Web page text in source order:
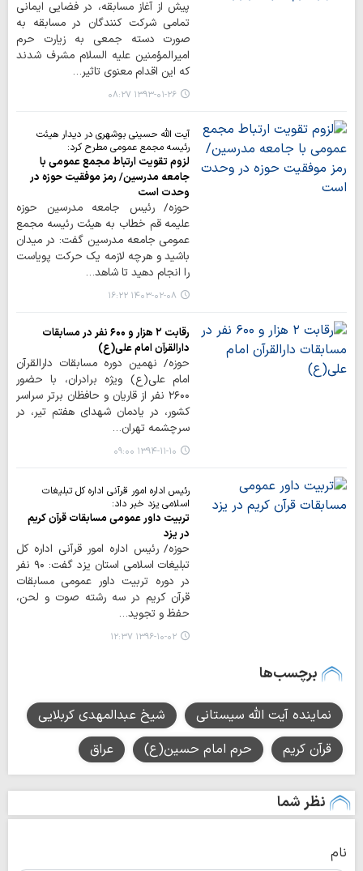
پیش از آغاز مسابقه، در فضایی ایمانی
تمامی شرکت کنندگان در مسابقه به
صورت دسته جمعی به زیارت حرم
امیرالمؤمنین علیه السلام مشرف شدند
که این اقدام معنوی تاثیر…
۱۳۹۳-۰۱-۲۶ ۰۸:۲۷
آیت الله حسینی بوشهری در دیدار هیئت
رئیسه مجمع عمومی مطرح کرد:
لزوم تقویت ارتباط مجمع عمومی با
جامعه مدرسین/ رمز موفقیت حوزه در
وحدت است
حوزه/ رئیس جامعه مدرسین حوزه
علیمه قم خطاب به هیئت رئیسه مجمع
عمومی جامعه مدرسین گفت: در میدان
باشید و هرچه لازمه یک حرکت پویاست
را انجام دهید تا شاهد…
۱۴۰۳-۰۲-۰۸ ۱۶:۲۲
رقابت ۲ هزار و ۶۰۰ نفر در مسابقات
دارالقرآن امام علی(ع)
حوزه/ نهمین دوره مسابقات دارالقرآن
امام علی(ع) ویژه برادران، با حضور
۲۶۰۰ نفر از قاریان و حافظان برتر سراسر
کشور، در یادمان شهدای هفتم تیر، در
سرچشمه تهران…
۱۳۹۴-۱۱-۱۰ ۰۹:۰۰
رئیس اداره امور قرآنی اداره کل تبلیغات
اسلامی یزد خبر داد:
تربیت داور عمومی مسابقات قرآن کریم
در یزد
حوزه/ رئیس اداره امور قرآنی اداره کل
تبلیغات اسلامی استان یزد گفت: ۹۰ نفر
در دوره تربیت داور عمومی مسابقات
قرآن کریم در سه رشته صوت و لحن،
حفظ و تجوید…
۱۳۹۶-۱۰-۰۲ ۱۲:۳۷
برچسب‌ها
نماینده آیت الله سیستانی
شیخ عبدالمهدی کربلایی
قرآن کریم
حرم امام حسین(ع) عراق
نظر شما
نام